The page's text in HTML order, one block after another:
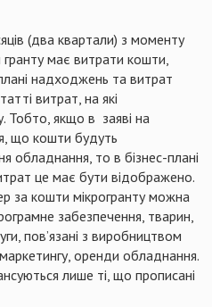
(два квартали) з моменту
має витрати кошти,
надходжень та витрат
витрат, на які
Тобто, якщо в заяві на
що кошти будуть
обладнання, то в бізнес-плані
це має бути відображено.
за кошти мікрогранту можна
забезпечення, тварин,
пов’язані з виробництвом
оренди обладнання.
лише ті, що прописані